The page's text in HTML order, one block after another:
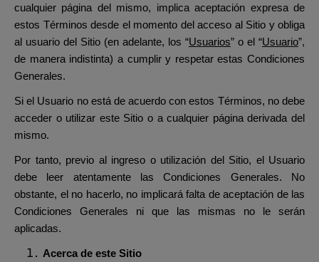
cualquier página del mismo, implica aceptación expresa de
estos Términos desde el momento del acceso al Sitio y obliga
al usuario del Sitio (en adelante, los “Usuarios” o el “Usuario”,
de manera indistinta) a cumplir y respetar estas Condiciones
Generales.
Si el Usuario no está de acuerdo con estos Términos, no debe
acceder o utilizar este Sitio o a cualquier página derivada del
mismo.
Por tanto, previo al ingreso o utilización del Sitio, el Usuario
debe leer atentamente las Condiciones Generales. No
obstante, el no hacerlo, no implicará falta de aceptación de las
Condiciones Generales ni que las mismas no le serán
aplicadas.
Acerca de este Sitio